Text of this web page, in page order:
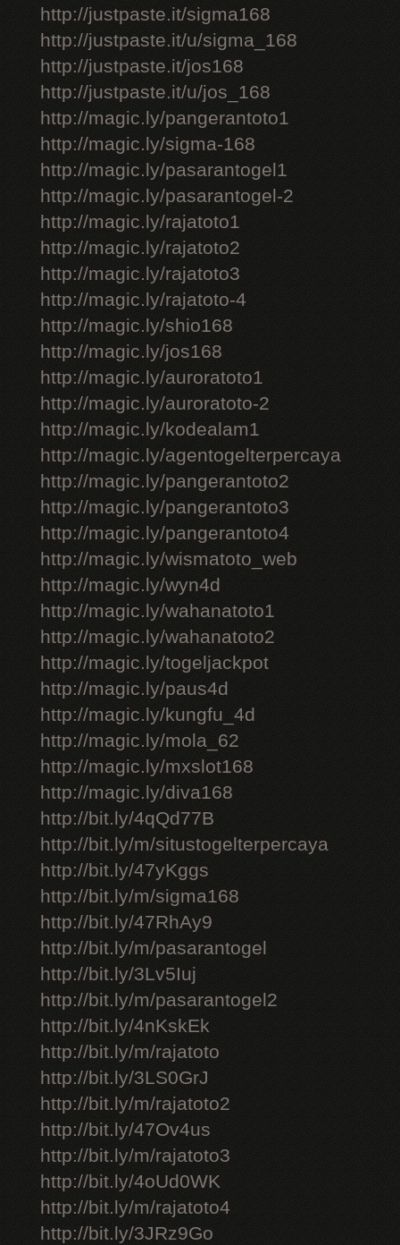
http://justpaste.it/sigma168
http://justpaste.it/u/sigma_168
http://justpaste.it/jos168
http://justpaste.it/u/jos_168
http://magic.ly/pangerantoto1
http://magic.ly/sigma-168
http://magic.ly/pasarantogel1
http://magic.ly/pasarantogel-2
http://magic.ly/rajatoto1
http://magic.ly/rajatoto2
http://magic.ly/rajatoto3
http://magic.ly/rajatoto-4
http://magic.ly/shio168
http://magic.ly/jos168
http://magic.ly/auroratoto1
http://magic.ly/auroratoto-2
http://magic.ly/kodealam1
http://magic.ly/agentogelterpercaya
http://magic.ly/pangerantoto2
http://magic.ly/pangerantoto3
http://magic.ly/pangerantoto4
http://magic.ly/wismatoto_web
http://magic.ly/wyn4d
http://magic.ly/wahanatoto1
http://magic.ly/wahanatoto2
http://magic.ly/togeljackpot
http://magic.ly/paus4d
http://magic.ly/kungfu_4d
http://magic.ly/mola_62
http://magic.ly/mxslot168
http://magic.ly/diva168
http://bit.ly/4qQd77B
http://bit.ly/m/situstogelterpercaya
http://bit.ly/47yKggs
http://bit.ly/m/sigma168
http://bit.ly/47RhAy9
http://bit.ly/m/pasarantogel
http://bit.ly/3Lv5Iuj
http://bit.ly/m/pasarantogel2
http://bit.ly/4nKskEk
http://bit.ly/m/rajatoto
http://bit.ly/3LS0GrJ
http://bit.ly/m/rajatoto2
http://bit.ly/47Ov4us
http://bit.ly/m/rajatoto3
http://bit.ly/4oUd0WK
http://bit.ly/m/rajatoto4
http://bit.ly/3JRz9Go